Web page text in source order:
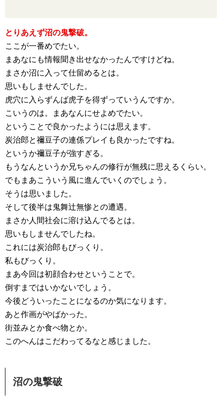
とりあえず沼の鬼撃破。
ここが一番めでたい。
まあなにも情報聞き出せなかったんですけどね。
まさか沼に入って仕留めるとは。
思いもしませんでした。
虎穴に入らずんば虎子を得ずっていうんですか。
こいうのは。まあなんにせよめでたい。
ということで良かったようには思えます。
炭治郎と禰豆子の連係プレイも良かったですね。
というか禰豆子が強すぎる。
もうなんというか兄ちゃんの修行が無残に思えるくらい。
でもまあこういう風に進んでいくのでしょう。
そうは思いました。
そして後半は鬼舞辻無惨との遭遇。
まさか人間社会に溶け込んでるとは。
思いもしませんでしたね。
これには炭治郎もびっくり。
私もびっくり。
まあ今回は初顔合わせということで。
倒すまではいかないでしょう。
今後どういったことになるのか気になります。
あと作画がやばかった。
街並みとか食べ物とか。
このへんはこだわってるなと感じました。
沼の鬼撃破